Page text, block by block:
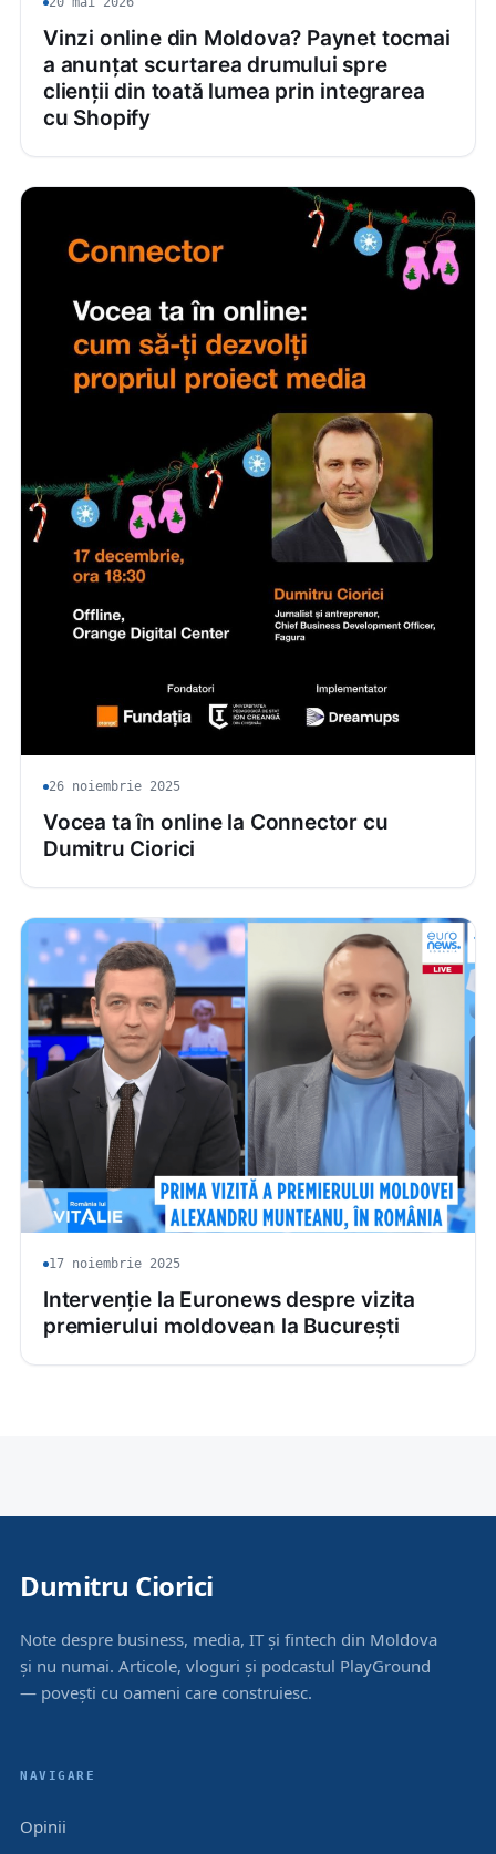
Vinzi online din Moldova? Paynet tocmai
a anunțat scurtarea drumului spre
clienții din toată lumea prin integrarea
cu Shopify
26 noiembrie 2025
Vocea ta în online la Connector cu
Dumitru Ciorici
17 noiembrie 2025
Intervenție la Euronews despre vizita
premierului moldovean la București
Dumitru Ciorici
Note despre business, media, IT și fintech din Moldova
și nu numai. Articole, vloguri și podcastul PlayGround
— povești cu oameni care construiesc.
NAVIGARE
Opinii